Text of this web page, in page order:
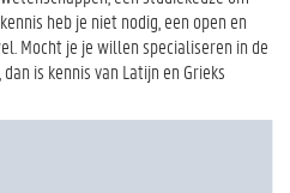
heb je niet nodig, een open en
Mocht je je willen specialiseren in de
is kennis van Latijn en Grieks